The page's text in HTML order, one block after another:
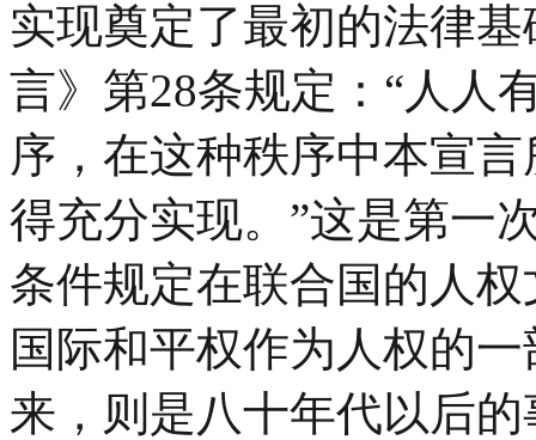
实现奠定了最初的法律
言》第28条规定：“人人
序，在这种秩序中本宣
得充分实现。”这是第一
条件规定在联合国的人
国际和平权作为人权的
来，则是八十年代以后